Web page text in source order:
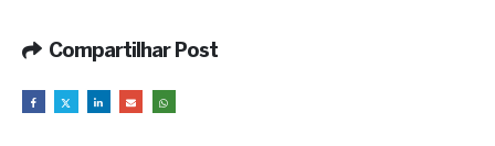
Compartilhar Post